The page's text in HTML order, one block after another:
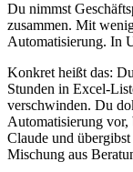
Du nimmst
zusammen. Mit
Automatisierung. In
Konkret heißt das:
Stunden in Excel-
verschwinden. Du
Automatisierung vor,
Claude und
Mischung aus